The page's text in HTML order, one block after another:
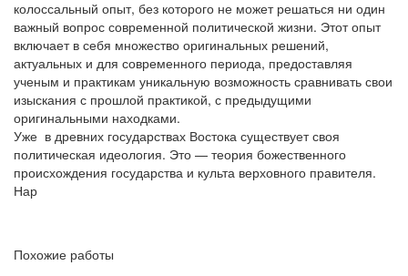
колоссальный опыт, без которого не может решаться ни один
важный вопрос современной политической жизни. Этот опыт
включает в себя множество оригинальных решений,
актуальных и для современного периода, предоставляя
ученым и практикам уникальную возможность сравнивать свои
изыскания с прошлой практикой, с предыдущими
оригинальными находками.
Уже в древних государствах Востока существует своя
политическая идеология. Это — теория божественного
происхождения государства и культа верховного правителя.
Нар
Похожие работы